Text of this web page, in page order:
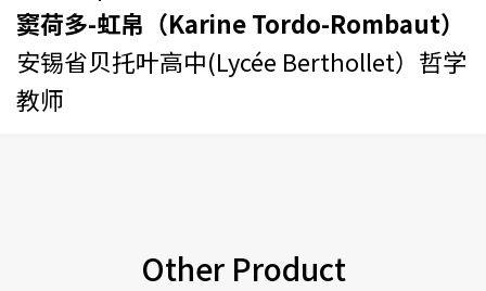
窦荷多-虹帛（Karine Tordo-Rombaut）
安锡省贝托叶高中(Lycée Berthollet）哲学
教师
Other Product